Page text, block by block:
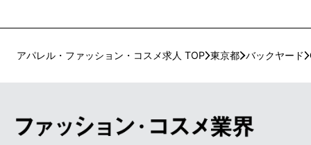
アパレル・ファッション・コスメ求人 TOP 東京都 バックヤード